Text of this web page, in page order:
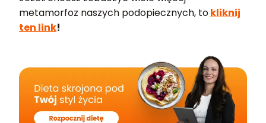
metamorfoz naszych podopiecznych, tokliknij
ten link!